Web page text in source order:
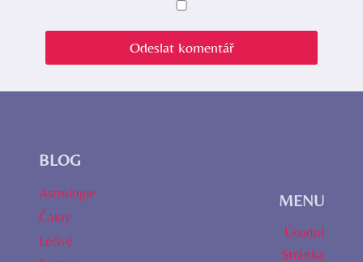
BLOG
Astrologie
Čakry
Léčivé
MENU
Úvodní
Stránka